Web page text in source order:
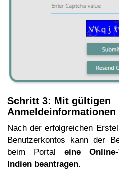
Schritt 3: Mit gültigen
Anmeldeinformationen
Nach der erfolgreichen
Benutzerkontos kann der
beim Portal eine
Indien beantragen.